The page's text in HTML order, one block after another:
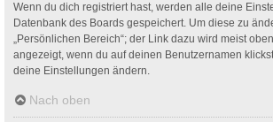
Wenn du dich registriert hast, werden alle deine
Datenbank des Boards gespeichert. Um diese zu
„Persönlichen Bereich“; der Link dazu wird meist
angezeigt, wenn du auf deinen Benutzernamen
deine Einstellungen ändern.
Nach oben